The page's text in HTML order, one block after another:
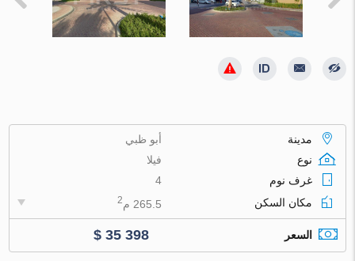
مدينة
أبو ظبي
نوع
فيلا
غرف نوم
4
مكان السكن
265.5 م 2
السعر $ 35 398